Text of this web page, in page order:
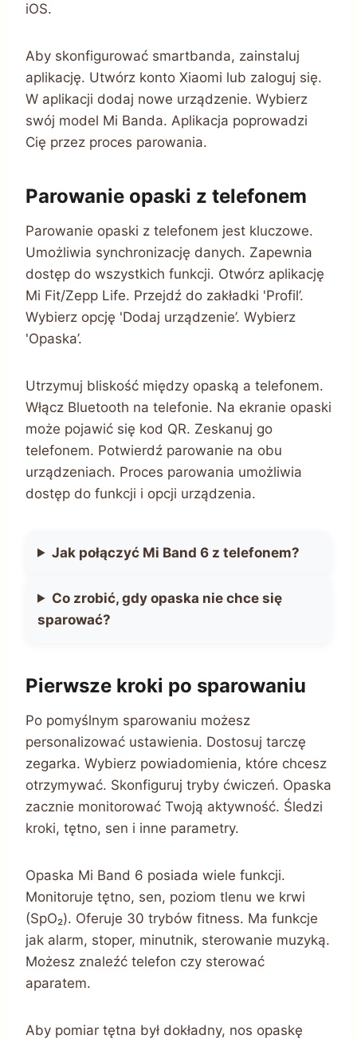
iOS.
Aby skonfigurować smartbanda, zainstaluj
aplikację. Utwórz konto Xiaomi lub zaloguj się.
W aplikacji dodaj nowe urządzenie. Wybierz
swój model Mi Banda. Aplikacja poprowadzi
Cię przez proces parowania.
Parowanie opaski z telefonem
Parowanie opaski z telefonem jest kluczowe.
Umożliwia synchronizację danych. Zapewnia
dostęp do wszystkich funkcji. Otwórz aplikację
Mi Fit/Zepp Life. Przejdź do zakładki 'Profil’.
Wybierz opcję 'Dodaj urządzenie’. Wybierz
'Opaska’.
Utrzymuj bliskość między opaską a telefonem.
Włącz Bluetooth na telefonie. Na ekranie opaski
może pojawić się kod QR. Zeskanuj go
telefonem. Potwierdź parowanie na obu
urządzeniach. Proces parowania umożliwia
dostęp do funkcji i opcji urządzenia.
Jak połączyć Mi Band 6 z telefonem?
Co zrobić, gdy opaska nie chce się
sparować?
Pierwsze kroki po sparowaniu
Po pomyślnym sparowaniu możesz
personalizować ustawienia. Dostosuj tarczę
zegarka. Wybierz powiadomienia, które chcesz
otrzymywać. Skonfiguruj tryby ćwiczeń. Opaska
zacznie monitorować Twoją aktywność. Śledzi
kroki, tętno, sen i inne parametry.
Opaska Mi Band 6 posiada wiele funkcji.
Monitoruje tętno, sen, poziom tlenu we krwi
(SpO₂). Oferuje 30 trybów fitness. Ma funkcje
jak alarm, stoper, minutnik, sterowanie muzyką.
Możesz znaleźć telefon czy sterować
aparatem.
Aby pomiar tętna był dokładny, nos opaskę